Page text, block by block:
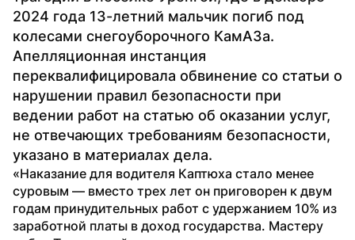
2024 года 13-летний мальчик погиб под
колесами снегоуборочного КамАЗа.
Апелляционная инстанция
переквалифицировала обвинение со статьи о
нарушении правил безопасности при
ведении работ на статью об оказании услуг,
не отвечающих требованиям безопасности,
указано в материалах дела.
«Наказание для водителя Каптюха стало менее
суровым — вместо трех лет он приговорен к двум
годам принудительных работ с удержанием 10% из
заработной платы в доход государства. Мастеру